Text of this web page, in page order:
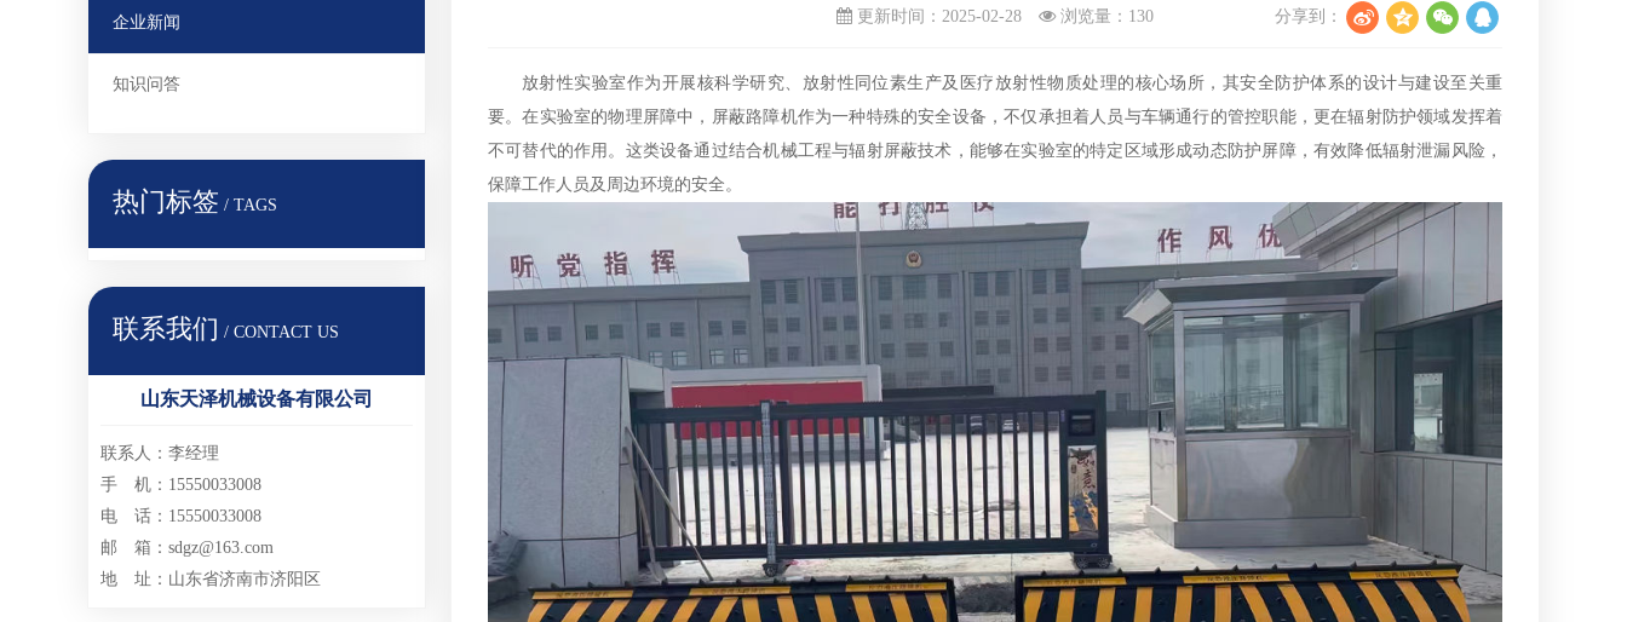
企业新闻
知识问答
热门标签 / TAGS
联系我们 / CONTACT US
山东天泽机械设备有限公司
联系人：李经理
手 机：15550033008
电 话：15550033008
邮 箱：sdgz@163.com
地 址：山东省济南市济阳区
更新时间：2025-02-28 浏览量： 130 分享到：
放射性实验室作为开展核科学研究、放射性同位素生产及医疗放射性物质处理的核心场所，其安全防护体系的设计与建设至关重
要。在实验室的物理屏障中，屏蔽路障机作为一种特殊的安全设备，不仅承担着人员与车辆通行的管控职能，更在辐射防护领域发挥着
不可替代的作用。这类设备通过结合机械工程与辐射屏蔽技术，能够在实验室的特定区域形成动态防护屏障，有效降低辐射泄漏风险，
保障工作人员及周边环境的安全。